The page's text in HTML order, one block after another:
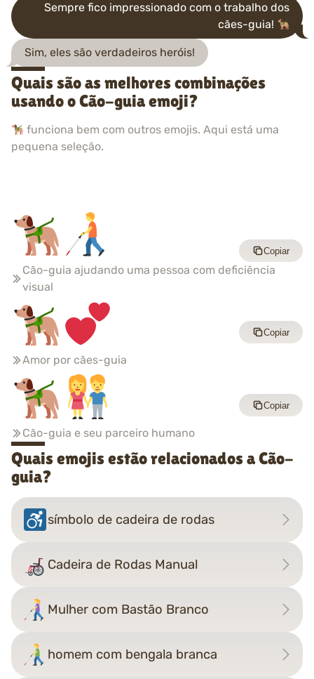
Sempre fico impressionado com o trabalho dos
cães-guia!
Sim, eles são verdadeiros heróis!
Quais são as melhores combinações
usando o Cão-guia emoji?
funciona bem com outros emojis. Aqui está uma
pequena seleção.
Cão-guia ajudando uma pessoa com deficiência
visual
Copiar
Amor por cães-guia
Copiar
Cão-guia e seu parceiro humano
Copiar
Quais emojis estão relacionados a Cão-
guia?
símbolo de cadeira de rodas
Cadeira de Rodas Manual
Mulher com Bastão Branco
homem com bengala branca